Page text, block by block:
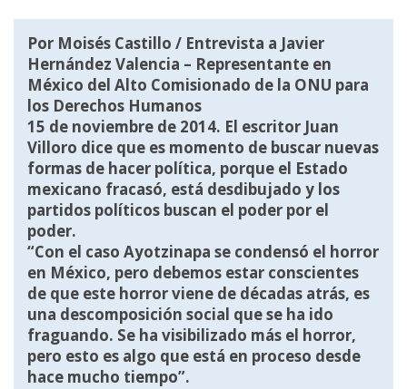
Por Moisés Castillo / Entrevista a Javier
Hernández Valencia – Representante en
México del Alto Comisionado de la ONU para
los Derechos Humanos
15 de noviembre de 2014. El escritor Juan
Villoro dice que es momento de buscar nuevas
formas de hacer política, porque el Estado
mexicano fracasó, está desdibujado y los
partidos políticos buscan el poder por el
poder.
“Con el caso Ayotzinapa se condensó el horror
en México, pero debemos estar conscientes
de que este horror viene de décadas atrás, es
una descomposición social que se ha ido
fraguando. Se ha visibilizado más el horror,
pero esto es algo que está en proceso desde
hace mucho tiempo”.